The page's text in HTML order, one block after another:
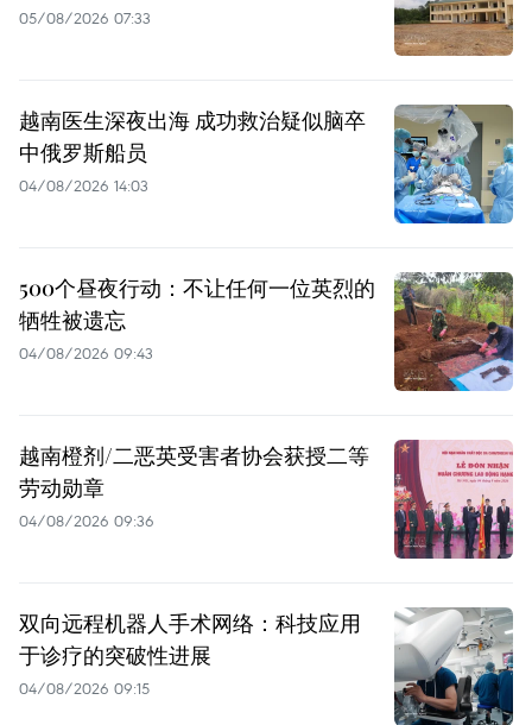
05/08/2026 07:33
越南医生深夜出海 成功救治疑似脑卒
中俄罗斯船员
04/08/2026 14:03
500个昼夜行动：不让任何一位英烈的
牺牲被遗忘
04/08/2026 09:43
越南橙剂/二恶英受害者协会获授二等
劳动勋章
04/08/2026 09:36
双向远程机器人手术网络：科技应用
于诊疗的突破性进展
04/08/2026 09:15